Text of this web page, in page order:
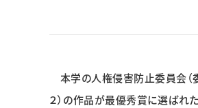
本学の人権侵害防止委員会（
２）の作品が最優秀賞に選ばれた